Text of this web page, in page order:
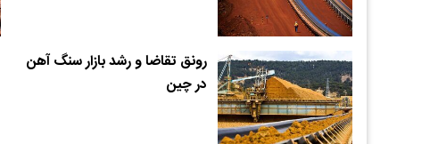
رونق تقاضا و رشد بازار سنگ آهن
در چین